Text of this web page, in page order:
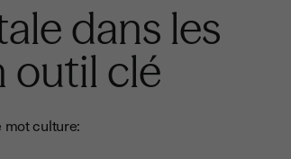
dans les
outil clé
mot culture: